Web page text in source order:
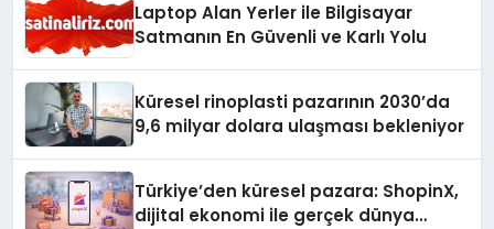
Laptop Alan Yerler ile Bilgisayar
Satmanın En Güvenli ve Karlı Yolu
Küresel rinoplasti pazarının 2030’da
9,6 milyar dolara ulaşması bekleniyor
Türkiye’den küresel pazara: ShopinX,
dijital ekonomi ile gerçek dünya